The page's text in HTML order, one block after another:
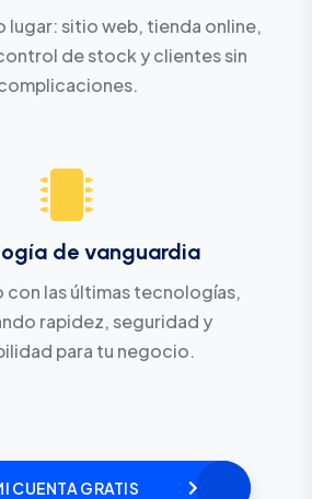
lugar: sitio web, tienda online,
de stock y clientes sin
de vanguardia
con las últimas tecnologías,
rapidez, seguridad y
para tu negocio.
CUENTA GRATIS